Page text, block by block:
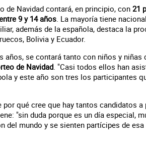
de Navidad contará, en principio, con 21
9 y 14 años. La mayoría tiene
además de la española, destaca la
Bolivia y Ecuador.
años, se contará tanto con niños y
de Navidad. "Casi todos ellos han
y este año son tres los participantes
por qué cree que hay tantos candidatos
"sin duda porque es un día especial,
del mundo y se sienten partícipes de